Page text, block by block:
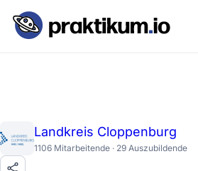
Landkreis Cloppenburg
1106 Mitarbeitende · 29 Auszubildende